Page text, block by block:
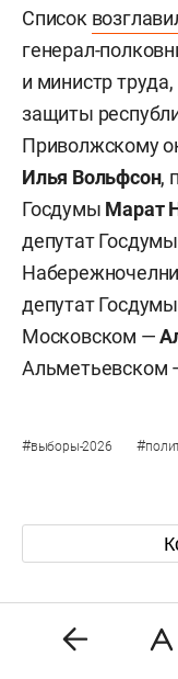
Список
генерал-
и министр
защиты
Приволжскому
Илья Вольфсон,
Госдумы Марат
депутат Госдумы
депутат Госдумы
Московском —
Альметьевском
#выборы-2026 #
Экс-главу